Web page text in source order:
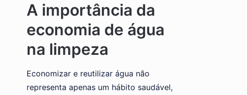
A importância da
economia de água
na limpeza
Economizar e reutilizar água não
representa apenas um hábito saudável,